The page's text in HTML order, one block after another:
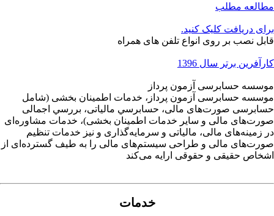
مطالعه مطلب
برای دریافت کلیک کنید.
قابل نصب بر روی انواع تلفن های همراه
کارآفرین برتر سال 1396
موسسه حسابرسی آزمون پرداز
موسسه حسابرسی آزمون پرداز، خدمات اطمینان‎ بخشی (شامل
حسابرسی صورت‌های مالی، حسابرسي مالیاتی، بررسي اجمالی
صورت‌های مالی و ساير خدمات اطمينان بخشی)، خدمات مشاوره‌ای
در زمينه‌های مالی، مالياتی و سرمايه‌گذاری و نيز خدمات تنظيم
صورت‌های مالی و طراحی سيستم‌های مالی را به طیف گسترده‌ای از
اشخاص حقیقی و حقوقی ارایه می‌کند
خدمات